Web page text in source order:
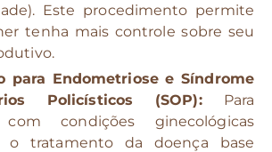
Este procedimento permite
tenha mais controle sobre seu
para Endometriose e Síndrome
Policísticos (SOP):Para
com condições ginecológicas
o tratamento da doença base